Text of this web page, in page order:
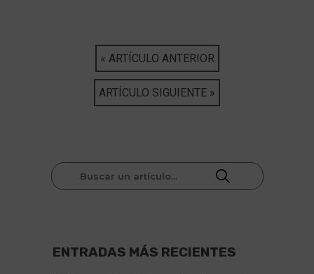
« ARTÍCULO ANTERIOR
ARTÍCULO SIGUIENTE »
ENTRADAS MÁS RECIENTES